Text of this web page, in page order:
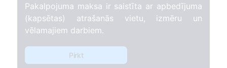
Pakalpojuma maksa ir saistīta ar apbedījuma
(kapsētas) atrašanās vietu, izmēru un
vēlamajiem darbiem.
Pirkt